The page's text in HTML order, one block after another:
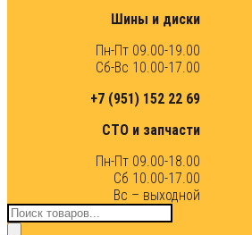
Шины и диски
Пн-Пт 09.00-19.00
Сб-Вс 10.00-17.00
+7 (951) 152 22 69
СТО и запчасти
Пн-Пт 09.00-18.00
Сб 10.00-17.00
Вс – выходной
Поиск
товаров